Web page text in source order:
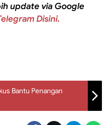
update via Google
Disini.
Bantu Penangan